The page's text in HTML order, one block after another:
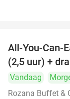
food
All-You-Can-
(2,5 uur) +
Vandaag
Rozana Buffet &